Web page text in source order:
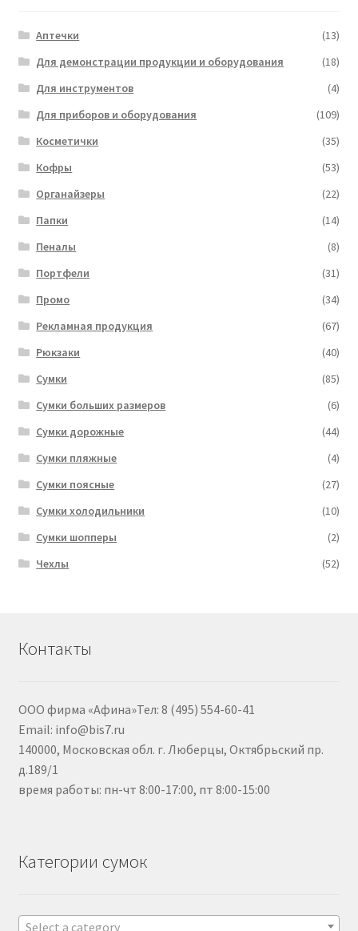
Аптечки
(13)
Для демонстрации продукции и оборудования
(18)
Для инструментов
(4)
Для приборов и оборудования
(109)
Косметички
(35)
Кофры
(53)
Органайзеры
(22)
Папки
(14)
Пеналы
(8)
Портфели
(31)
Промо
(34)
Рекламная продукция
(67)
Рюкзаки
(40)
Сумки
(85)
Сумки больших размеров
(6)
Сумки дорожные
(44)
Сумки пляжные
(4)
Сумки поясные
(27)
Сумки холодильники
(10)
Сумки шопперы
(2)
Чехлы
(52)
Контакты
ООО фирма «Афина»Тел: 8 (495) 554-60-41
Email: info@bis7.ru
140000, Московская обл. г. Люберцы, Октябрьский пр.
д.189/1
время работы: пн-чт 8:00-17:00, пт 8:00-15:00
Категории сумок
Select a category